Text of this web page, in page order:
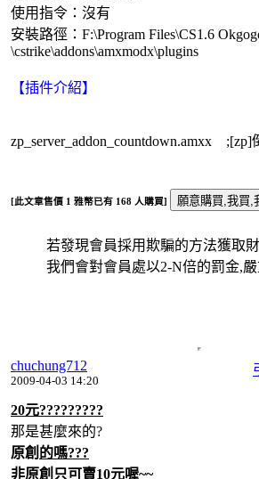
使用指令：沒有
安裝路徑：F:\Program Files\CS1.6
\cstrike\addons\amxmodx\plugins
【插件介紹】
zp_server_addon_countdown.amxx ;[zp]
[此文章售價 1 雅幣已有 168 人購買]
若發現會員採用欺騙的方法獲取
我們會對會員處以2-N倍的罰金,
chuchung712
2009-04-03 14:20
20元?????????
那是甚麼來的?
原創 的嗎???
非原創只可賣10元喔~~